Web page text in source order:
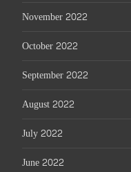
November 2022
October 2022
September 2022
August 2022
July 2022
June 2022